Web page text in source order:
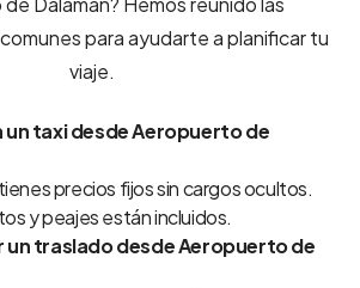
para ayudarte a planificar tu
viaje.
taxi desde Aeropuerto de
precios fijos sin cargos ocultos.
y peajes están incluidos.
un traslado desde Aeropuerto de